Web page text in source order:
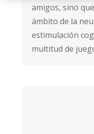
amigos, sino
ámbito de la
estimulación
multitud de